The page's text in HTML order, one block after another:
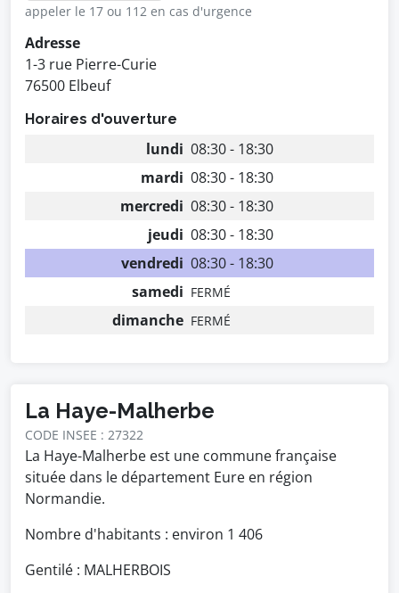
appeler le 17 ou 112 en cas d'urgence
Adresse
1-3 rue Pierre-Curie
76500 Elbeuf
Horaires d'ouverture
lundi 08:30 - 18:30
mardi 08:30 - 18:30
mercredi 08:30 - 18:30
jeudi 08:30 - 18:30
vendredi 08:30 - 18:30
samedi FERMÉ
dimanche FERMÉ
La Haye-Malherbe
CODE INSEE : 27322
La Haye-Malherbe est une commune française
située dans le département Eure en région
Normandie.
Nombre d'habitants : environ 1 406
Gentilé : MALHERBOIS